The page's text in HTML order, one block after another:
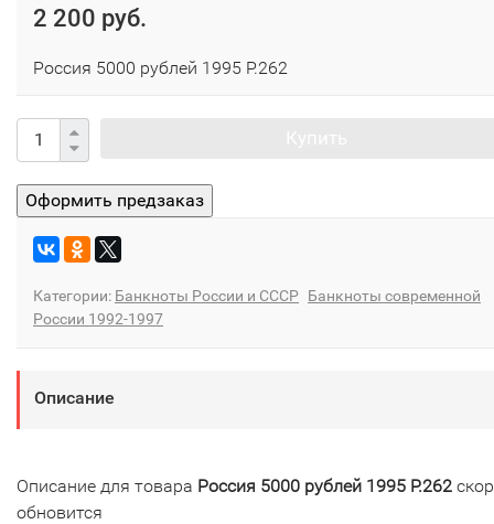
2 200 руб.
Россия 5000 рублей 1995 P.262
Категории: Банкноты России и СССР Банкноты современной
России 1992-1997
Описание
Описание для товара Россия 5000 рублей 1995 P.262
обновится